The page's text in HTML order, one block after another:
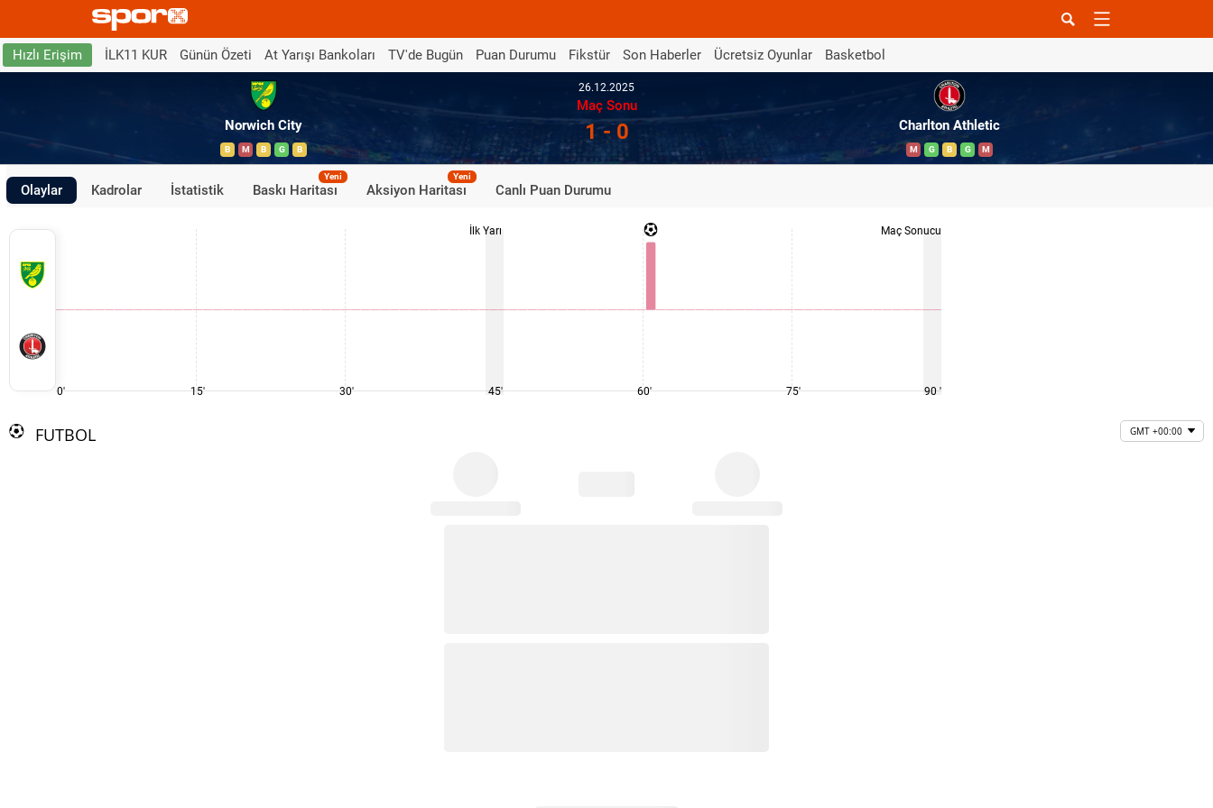
Hızlı Erişim İLK11 KUR Günün Özeti At Yarışı Bankoları TV'de Bugün Puan Durumu Fikstür Son Haberler Ücretsiz Oyunlar Basketbol
Norwich City
B M B G B
26.12.2025
Maç Sonu
1 - 0 Charlton Athletic
M G B G M
Olaylar Kadrolar İstatistik Baskı Haritası
Yeni
Aksiyon Haritası
Yeni
Canlı Puan Durumu
0' 15' 30'
İlk Yarı
45' 60' 75'
Maç Sonucu
90 '
FUTBOL GMT +00:00